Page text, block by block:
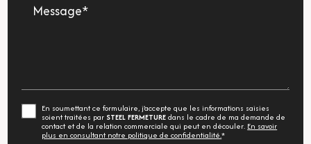
Message*
En soumettant ce formulaire, j'accepte que les informations saisies
soient traitées par STEEL FERMETUREdans le cadre de ma demande de
contact et de la relation commerciale qui peut en découler. En savoir
plus en consultant notre politique de confidentialité.*